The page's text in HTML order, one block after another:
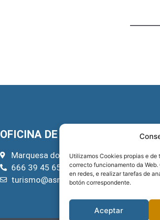
Utilizamos Cookies propias e
correcto funcionamento da
en redes, e realizar tarefas de
botón correspondente.
Aceptar
OFICINA DE TURISMO
Marquesa do Pazo, 22
666 39 45 65
turismo@asneves.gal